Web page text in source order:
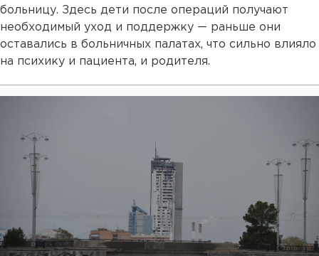
больницу. Здесь дети после операций получают
необходимый уход и поддержку — раньше они
оставались в больничных палатах, что сильно влияло
на психику и пациента, и родителя.